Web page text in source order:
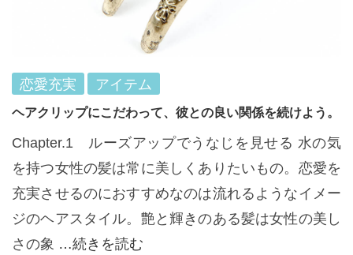
恋愛充実 アイテム
ヘアクリップにこだわって、彼との良い関係を続けよう。
Chapter.1 ルーズアップでうなじを見せる 水の気
を持つ女性の髪は常に美しくありたいもの。恋愛を
充実させるのにおすすめなのは流れるようなイメー
ジのヘアスタイル。艶と輝きのある髪は女性の美し
さの象 …続きを読む